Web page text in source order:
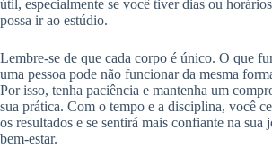
útil, especialmente se você tiver dias ou
possa ir ao estúdio.
Lembre-se de que cada corpo é único. O que
uma pessoa pode não funcionar da mesma
Por isso, tenha paciência e mantenha um
sua prática. Com o tempo e a disciplina, você
os resultados e se sentirá mais confiante na sua
bem-estar.